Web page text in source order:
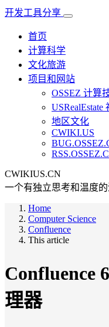
开发工具分享
首页
计算科学
文化旅游
项目和网站
OSSEZ 计算
USRealEstate
地区文化
CWIKI.US
CWIKIUS.CN
一个有独立思考和温度
Home
Computer Science
Confluence
This article
Confluence
理器